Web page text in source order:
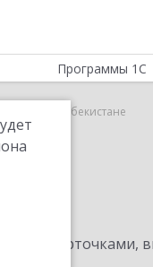
Программы 1С
1С:Share в Узбекистане
карточками,